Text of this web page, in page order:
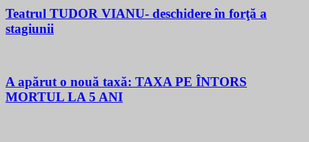
Teatrul TUDOR VIANU- deschidere în forţă a
stagiunii
A apărut o nouă taxă: TAXA PE ÎNTORS
MORTUL LA 5 ANI